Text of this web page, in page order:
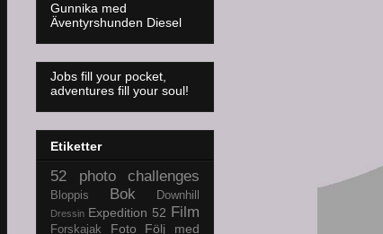
Gunnika med
Äventyrshunden Diesel
Jobs fill your pocket,
adventures fill your soul!
Etiketter
52 photo challenges
Bloppis Bok Downhill
Dressin Expedition 52 Film
Forskajak Foto
Följ med